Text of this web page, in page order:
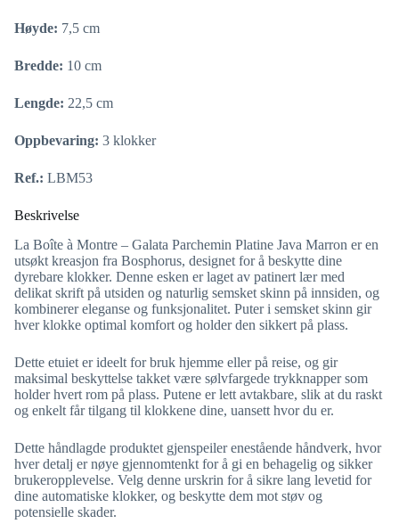
Høyde: 7,5 cm
Bredde: 10 cm
Lengde: 22,5 cm
Oppbevaring: 3 klokker
Ref.: LBM53
Beskrivelse
La Boîte à Montre – Galata Parchemin Platine Java Marron er en
utsøkt kreasjon fra Bosphorus, designet for å beskytte dine
dyrebare klokker. Denne esken er laget av patinert lær med
delikat skrift på utsiden og naturlig semsket skinn på innsiden, og
kombinerer eleganse og funksjonalitet. Puter i semsket skinn gir
hver klokke optimal komfort og holder den sikkert på plass.
Dette etuiet er ideelt for bruk hjemme eller på reise, og gir
maksimal beskyttelse takket være sølvfargede trykknapper som
holder hvert rom på plass. Putene er lett avtakbare, slik at du raskt
og enkelt får tilgang til klokkene dine, uansett hvor du er.
Dette håndlagde produktet gjenspeiler enestående håndverk, hvor
hver detalj er nøye gjennomtenkt for å gi en behagelig og sikker
brukeropplevelse. Velg denne urskrin for å sikre lang levetid for
dine automatiske klokker, og beskytte dem mot støv og
potensielle skader.